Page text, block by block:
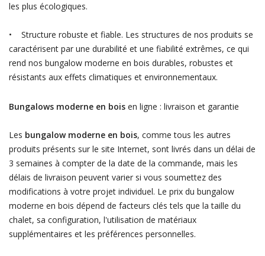
les plus écologiques.
• Structure robuste et fiable. Les structures de nos produits se
caractérisent par une durabilité et une fiabilité extrêmes, ce qui
rend nos bungalow moderne en bois durables, robustes et
résistants aux effets climatiques et environnementaux.
Bungalows moderne en boisen ligne : livraison et garantie
Les bungalow moderne en bois, comme tous les autres
produits présents sur le site Internet, sont livrés dans un délai de
3 semaines à compter de la date de la commande, mais les
délais de livraison peuvent varier si vous soumettez des
modifications à votre projet individuel. Le prix du bungalow
moderne en bois dépend de facteurs clés tels que la taille du
chalet, sa configuration, l'utilisation de matériaux
supplémentaires et les préférences personnelles.